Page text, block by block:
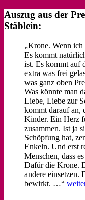
Auszug aus der
Stäblein:
„Krone. Wenn ich
Es kommt
ist. Es kommt auf
extra was frei
was ganz oben
Was könnte man
Liebe, Liebe zur
kommt darauf an,
Kinder. Ein Herz
zusammen. Ist ja
Schöpfung hat,
Enkeln. Und erst
Menschen, dass
Dafür die Krone.
andere einsetzen.
bewirkt. …“